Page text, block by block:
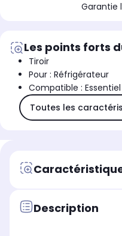
Garantie
Les points forts
Tiroir
Pour : Réfrigérateur
Compatible :
Toutes les
Description